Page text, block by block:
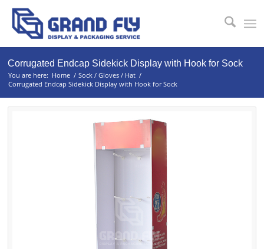
Corrugated Endcap Sidekick Display with Hook for Sock
You are here: Home / Sock / Gloves / Hat /
Corrugated Endcap Sidekick Display with Hook for Sock